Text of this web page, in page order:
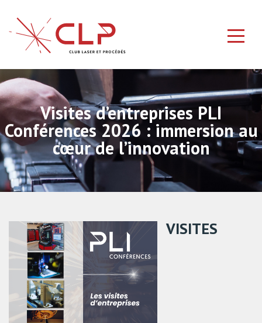
Visites d’entreprises PLI
Conférences 2026 : immersion au
cœur de l’innovation
VISITES